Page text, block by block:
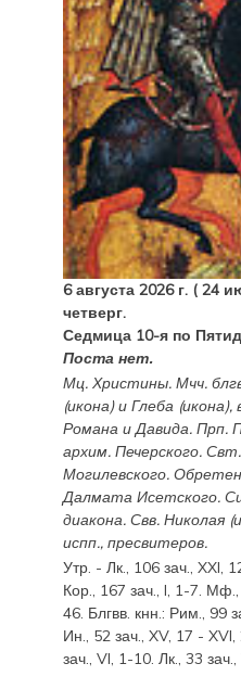
6 августа 2026 г. ( 24
четверг.
Седмица 10-я по
Поста нет.
Мц.Христины. Мчч.
(икона) иГлеба (икона),
Романа и Давида. Прп.
архим. Печерского.
Могилевского.
Далмата Исетского.
диакона. Свв.Николая (
испп., пресвитеров.
Утр. -Лк., 106 зач., XXI,
Кор., 167 зач., I, 1-7. Мф.,
46. Блгвв. кнн.: Рим., 99
Ин., 52 зач., XV, 17 - XVI,
зач., VI, 1-10. Лк., 33